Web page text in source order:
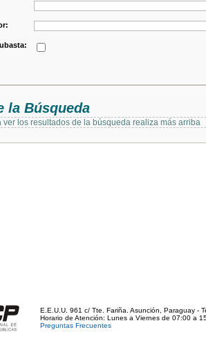
la Búsqueda
ver los resultados de la búsqueda realiza más arriba
E.E.U.U. 961 c/ Tte. Fariña. Asunción, Paraguay -
Horario de Atención: Lunes a Viernes de 07:00 a
Preguntas Frecuentes